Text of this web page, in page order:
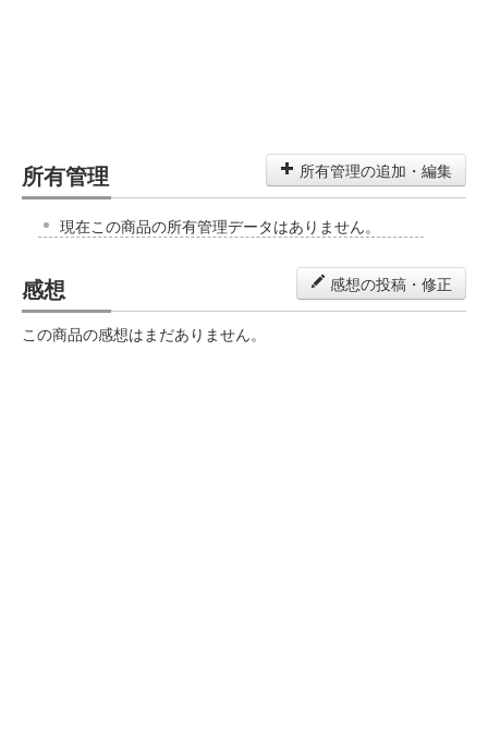
所有管理 所有管理の追加・編集
現在この商品の所有管理データはありません。
感想 感想の投稿・修正
この商品の感想はまだありません。